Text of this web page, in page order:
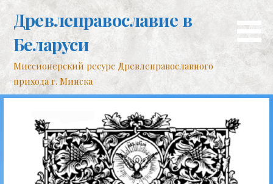
контенту
Древлеправославие в
Беларуси
Миссионерский ресурс Древлеправославного
прихода г. Минска